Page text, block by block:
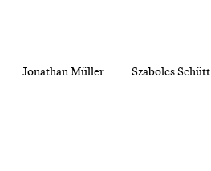
Jonathan Müller Szabolcs Schütt